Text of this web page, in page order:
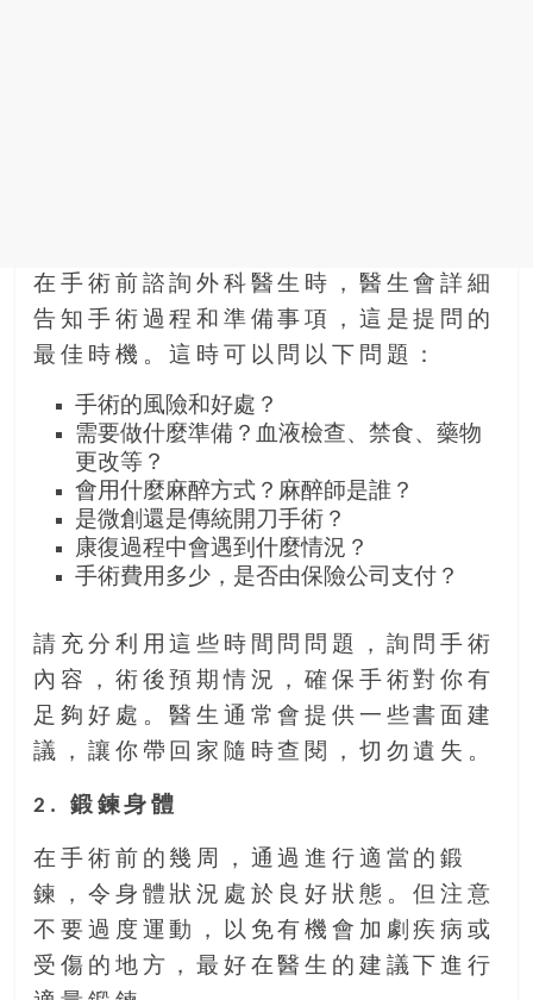
在手術前諮詢外科醫生時，醫生會詳細
告知手術過程和準備事項，這是提問的
最佳時機。這時可以問以下問題：
手術的風險和好處？
需要做什麼準備？血液檢查、禁食、藥物
更改等？
會用什麼麻醉方式？麻醉師是誰？
是微創還是傳統開刀手術？
康復過程中會遇到什麼情況？
手術費用多少，是否由保險公司支付？
請充分利用這些時間問問題，詢問手術
內容，術後預期情況，確保手術對你有
足夠好處。醫生通常會提供一些書面建
議，讓你帶回家隨時查閱，切勿遺失。
2. 鍛鍊身體
在手術前的幾周，通過進行適當的鍛
鍊，令身體狀況處於良好狀態。但注意
不要過度運動，以免有機會加劇疾病或
受傷的地方，最好在醫生的建議下進行